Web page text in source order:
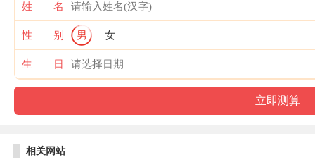
姓 名
性 别 男 女
生 日
相关网站